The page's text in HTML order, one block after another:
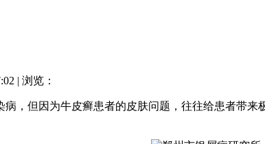
| 浏览：
病，但因为牛皮癣患者的皮肤问题，往往给患者带